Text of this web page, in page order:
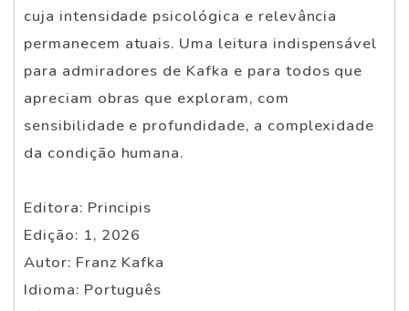
cuja intensidade psicológica e relevância
permanecem atuais. Uma leitura indispensável
para admiradores de Kafka e para todos que
apreciam obras que exploram, com
sensibilidade e profundidade, a complexidade
da condição humana.
Editora: Principis
Edição: 1, 2026
Autor: Franz Kafka
Idioma: Português